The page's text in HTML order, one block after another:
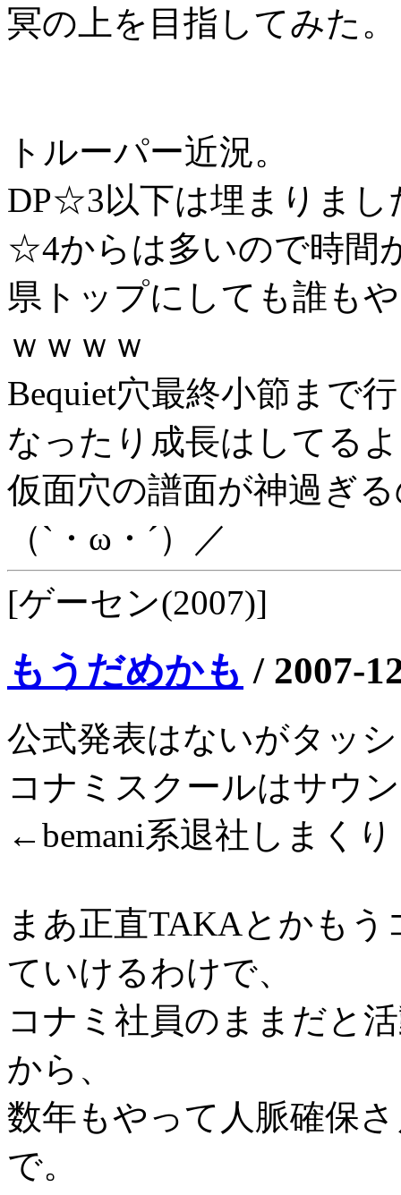
冥の上を目指してみた。
トルーパー近況。
DP☆3以下は埋まりまし
☆4からは多いので時間
県トップにしても誰も
ｗｗｗｗ
Bequiet穴最終小節まで
なったり成長はしてる
仮面穴の譜面が神過ぎ
（`・ω・´）／
[ゲーセン(2007)]
もうだめかも / 2007-
公式発表はないがタッ
コナミスクールはサウ
←bemani系退社しまくり
まあ正直TAKAとかも
ていけるわけで、
コナミ社員のままだと
から、
数年もやって人脈確保
で。